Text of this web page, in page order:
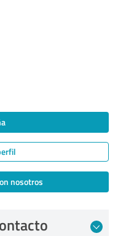
nosotros